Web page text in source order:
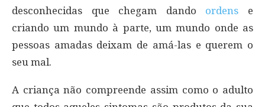
desconhecidas que chegam dando ordens e
criando um mundo à parte, um mundo onde as
pessoas amadas deixam de amá-las e querem o
seu mal.
A criança não compreende assim como o adulto